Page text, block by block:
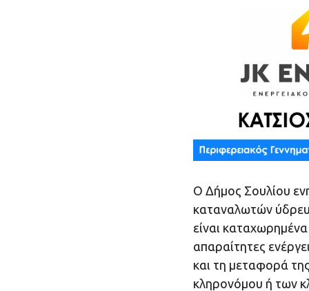
Ο Δήμος Σουλίου
καταναλωτών
είναι
απαραίτητες
και τη μεταφορά
κληρονόμου ή των